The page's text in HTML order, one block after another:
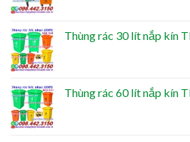
Thùng rác 30 lít nắp kín
Thùng rác 60 lít nắp kín